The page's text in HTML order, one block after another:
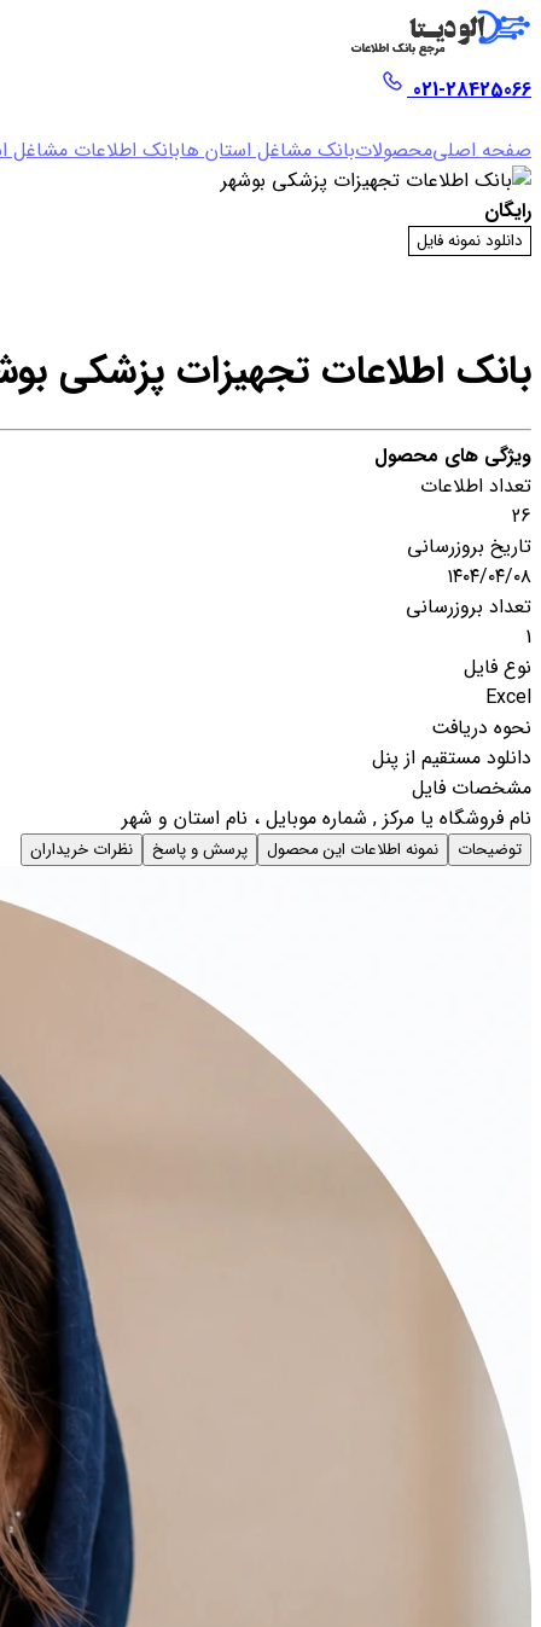
021-28425066
صفحه اصلیمحصولاتبانک مشاغل استان هابانک اطلاعات مشاغل
رایگان
دانلود نمونه فایل
بانک اطلاعات تجهیزات پزشکی
ویژگی های محصول
تعداد اطلاعات
26
تاریخ بروزرسانی
۱۴۰۴/۰۴/۰۸
تعداد بروزرسانی
1
نوع فایل
Excel
نحوه دریافت
دانلود مستقیم از پنل
مشخصات فایل
نام فروشگاه یا مرکز , شماره موبایل ، نام استان و شهر
توضیحات نمونه اطلاعات این محصول پرسش و پاسخ نظرات خریداران